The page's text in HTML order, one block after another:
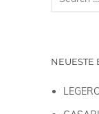
NEUESTE